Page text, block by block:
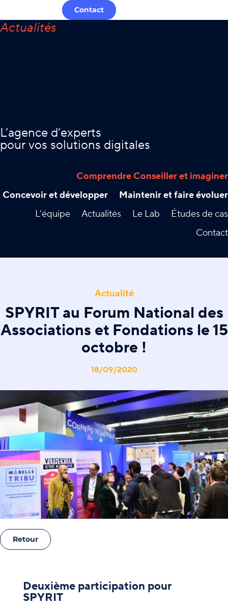
Contact
L’agence d’experts
pour vos solutions digitales
Comprendre Conseiller et imaginer
Concevoir et développer
Maintenir et faire évoluer
L’équipe
Actualités Le Lab
Études de cas
Contact
Actualité
SPYRIT au Forum National des
Associations et Fondations le 15
octobre !
18/09/2020
Retour
Deuxième participation pour
SPYRIT